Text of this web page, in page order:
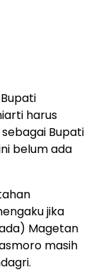
harus
Bupati
belum ada
jika
Magetan
masih